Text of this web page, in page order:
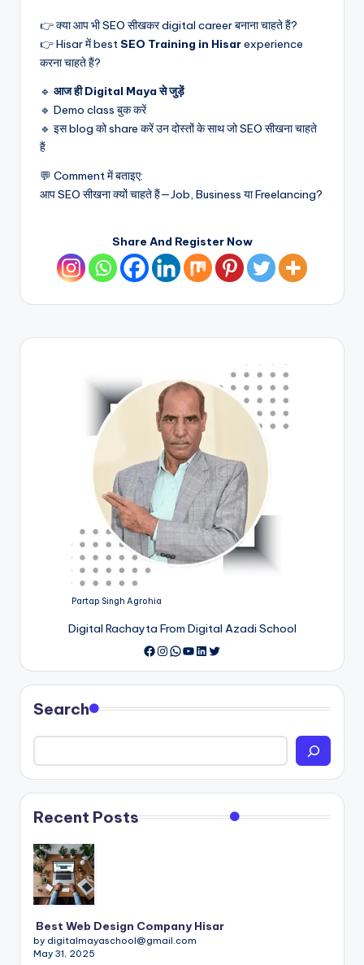
👉 क्या आप भी SEO सीखकर digital career बनाना चाहते हैं?
👉 Hisar में best SEO Training in Hisarexperience
करना चाहते हैं?
🔹 आज ही Digital Maya से जुड़ें
🔹 Demo class बुक करें
🔹 इस blog को share करें उन दोस्तों के साथ जो SEO सीखना चाहते
हैं
💬 Comment में बताइए:
आप SEO सीखना क्यों चाहते हैं—Job, Business या Freelancing?
Share And Register Now
Partap Singh Agrohia
Digital Rachayta From Digital Azadi School
Instagram
WhatsApp
YouTube
LinkedIn
Twitter
Search
Recent Posts
Best Web Design Company Hisar
by digitalmayaschool@gmail.com
May 31, 2025